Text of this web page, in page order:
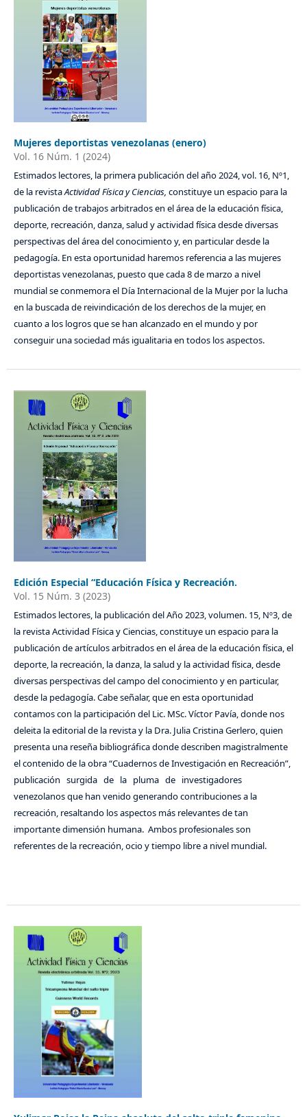
Mujeres deportistas venezolanas (enero)
Vol. 16 Núm. 1 (2024)
Estimados lectores, la primera publicación del año 2024, vol. 16, Nº1,
de la revistaActividad Física y Ciencias, constituye un espacio para la
publicación de trabajos arbitrados en el área de la educación física,
deporte, recreación, danza, salud y actividad física desde diversas
perspectivas del área del conocimiento y, en particular desde la
pedagogía. En esta oportunidad haremos referencia a las mujeres
deportistas venezolanas, puesto que cada 8 de marzo a nivel
mundial se conmemora el Día Internacional de la Mujer por la lucha
en la buscada de reivindicación de los derechos de la mujer, en
cuanto a los logros que se han alcanzado en el mundo y por
conseguir una sociedad más igualitaria en todos los aspectos.
Edición Especial “Educación Física y Recreación.
Vol. 15 Núm. 3 (2023)
Estimados lectores, la publicación del Año 2023, volumen. 15, Nº3, de
la revista Actividad Física y Ciencias, constituye un espacio para la
publicación de artículos arbitrados en el área de la educación física, el
deporte, la recreación, la danza, la salud y la actividad física, desde
diversas perspectivas del campo del conocimiento y en particular,
desde la pedagogía. Cabe señalar, que en esta oportunidad
contamos con la participación del Lic. MSc. Víctor Pavía, donde nos
deleita la editorial de la revista y la Dra. Julia Cristina Gerlero, quien
presenta una reseña bibliográfica donde describen magistralmente
el contenido de la obra “Cuadernos de Investigación en Recreación”,
publicación surgida de la pluma de investigadores
venezolanos que han venido generando contribuciones a la
recreación, resaltando los aspectos más relevantes de tan
importante dimensión humana. Ambos profesionales son
referentes de la recreación, ocio y tiempo libre a nivel mundial.